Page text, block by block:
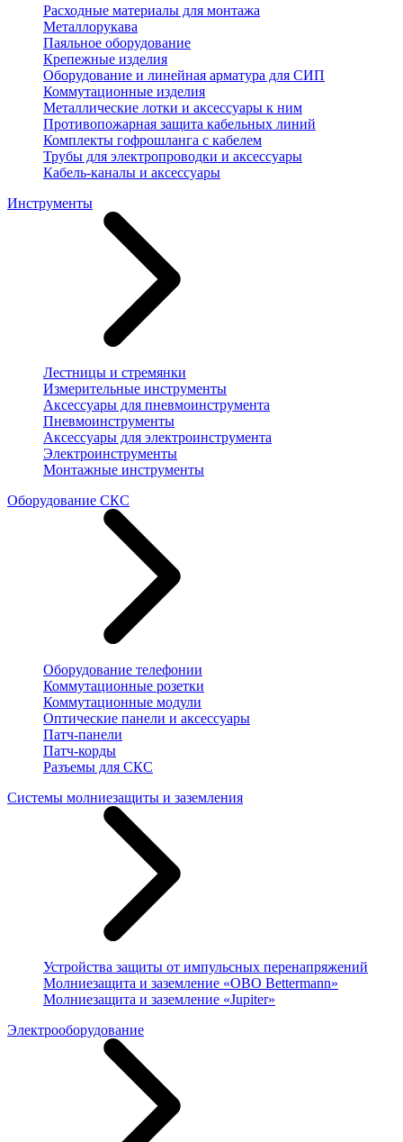
Расходные материалы для монтажа
Металлорукава
Паяльное оборудование
Крепежные изделия
Оборудование и линейная арматура для СИП
Коммутационные изделия
Металлические лотки и аксессуары к ним
Противопожарная защита кабельных линий
Комплекты гофрошланга с кабелем
Трубы для электропроводки и аксессуары
Кабель-каналы и аксессуары
Инструменты
Лестницы и стремянки
Измерительные инструменты
Аксессуары для пневмоинструмента
Пневмоинструменты
Аксессуары для электроинструмента
Электроинструменты
Монтажные инструменты
Оборудование СКС
Оборудование телефонии
Коммутационные розетки
Коммутационные модули
Оптические панели и аксессуары
Патч-панели
Патч-корды
Разъемы для СКС
Системы молниезащиты и заземления
Устройства защиты от импульсных перенапряжений
Молниезащита и заземление «OBO Bettermann»
Молниезащита и заземление «Jupiter»
Электрооборудование